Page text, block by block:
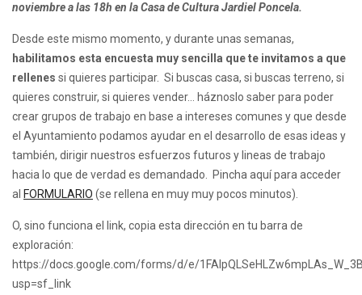
noviembre a las 18h en la Casa de Cultura Jardiel Poncela.
Desde este mismo momento, y durante unas semanas,
habilitamos esta encuesta muy sencilla que te invitamos a que
rellenes si quieres participar. Si buscas casa, si buscas terreno, si
quieres construir, si quieres vender… háznoslo saber para poder
crear grupos de trabajo en base a intereses comunes y que desde
el Ayuntamiento podamos ayudar en el desarrollo de esas ideas y
también, dirigir nuestros esfuerzos futuros y lineas de trabajo
hacia lo que de verdad es demandado. Pincha aquí para acceder
al FORMULARIO (se rellena en muy muy pocos minutos).
O, sino funciona el link, copia esta dirección en tu barra de
exploración:
https://docs.google.com/forms/d/e/
usp=sf_link